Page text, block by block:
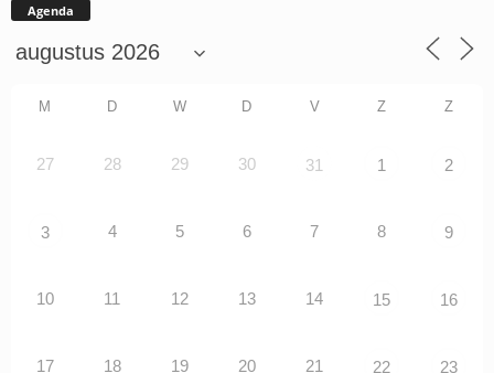
Agenda
M D W D V Z Z
27 28 29 30 31 1 2
3 4 5 6 7 8 9
10 11 12 13 14 15 16
17 18 19 20 21 22 23